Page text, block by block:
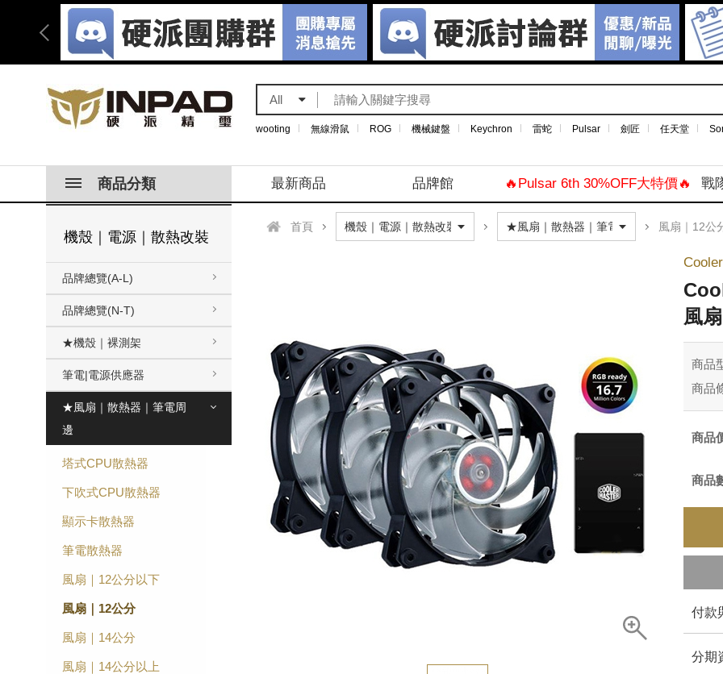
All
wooting 無線滑鼠 ROG 機械鍵盤 Keychron 雷蛇 Pulsar 劍匠 任天堂
商品分類 最新商品 品牌館 🔥Pulsar 6th 30%OFF大特價🔥 戰
機殼｜電源｜散熱改裝
品牌總覽(A-L)
品牌總覽(N-T)
★機殼｜裸測架
筆電|電源供應器
★風扇｜散熱器｜筆電周
邊
塔式CPU散熱器
下吹式CPU散熱器
顯示卡散熱器
筆電散熱器
風扇｜12公分以下
風扇｜12公分
風扇｜14公分
風扇｜14公分以上
首頁 風扇｜12公
風
商品
商品
商品
商品
付款
分期